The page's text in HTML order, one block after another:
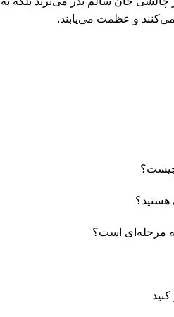
و عظمت می‌یابند.
هستید؟
مرحله‌ای است؟